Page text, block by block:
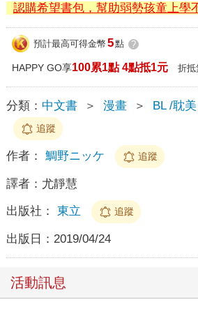
認購希望書包，幫助弱勢孩童上學
預計最高可得金幣 5點 ?
HAPPY GO享100累1點 4點抵1元 折抵
分類： 中文書 ＞ 漫畫 ＞ BL /耽美
追蹤
作者： 鯛野ニッケ 追蹤
譯者： 尤靜慧
出版社： 東立 追蹤
出版日： 2019/04/24
活動訊息